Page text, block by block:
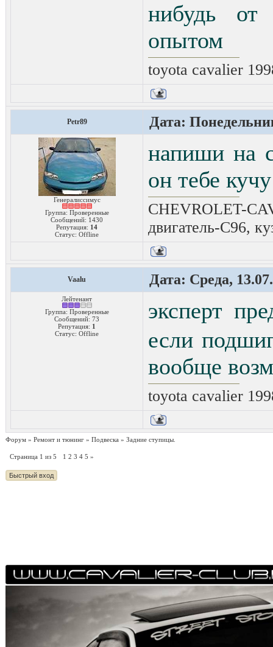
нибудь от
опытом
toyota cavalier
Petr89 Дата:
Генералиссимус
Группа: Проверенные
Сообщений: 1430
Репутация: 14
Статус: Offline
напиши на
он тебе
CHEVROLET-
двигатель-C96,
Vaalu Дата: Среда,
Лейтенант
Группа: Проверенные
Сообщений: 73
Репутация: 1
Статус: Offline
эксперт
если
вообще
toyota cavalier
Форум » Ремонт и тюнинг » Подвеска » Задние ступицы.
Страница 1 из 5 1 2 3 4 5 »